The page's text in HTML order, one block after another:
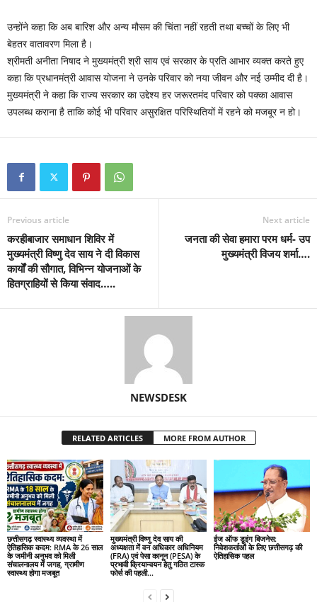
उन्होंने कहा कि अब बारिश और अन्य मौसम की चिंता नहीं रहती तथा बच्चों के लिए भी
बेहतर वातावरण मिला है।
श्रीमती अनीता निषाद ने मुख्यमंत्री श्री साय एवं सरकार के प्रति आभार व्यक्त करते हुए
कहा कि प्रधानमंत्री आवास योजना ने उनके परिवार को नया जीवन और नई उम्मीद दी है।
मुख्यमंत्री ने कहा कि राज्य सरकार का उद्देश्य हर जरूरतमंद परिवार को पक्का आवास
उपलब्ध कराना है ताकि कोई भी परिवार असुरक्षित परिस्थितियों में रहने को मजबूर न हो।
Previous article
करहीबाजार समाधान शिविर में
मुख्यमंत्री विष्णु देव साय ने दी विकास
कार्यों की सौगात, विभिन्न योजनाओं के
हितग्राहियों से किया संवाद…..
Next article
जनता की सेवा हमारा परम धर्म- उप
मुख्यमंत्री विजय शर्मा….
NEWSDESK
RELATED ARTICLES MORE FROM AUTHOR
छत्तीसगढ़ स्वास्थ्य व्यवस्था में
ऐतिहासिक कदम: RMA के 26 साल
के जमीनी अनुभव को मिली
संचालनालय में जगह, ग्रामीण
स्वास्थ्य होगा मजबूत
मुख्यमंत्री विष्णु देव साय की
अध्यक्षता में वन अधिकार अधिनियम
(FRA) एवं पेसा कानून (PESA) के
प्रभावी क्रियान्वयन हेतु गठित टास्क
फोर्स की पहली...
ईज ऑफ डूइंग बिजनेस:
निवेशकर्ताओं के लिए छत्तीसगढ़ की
ऐतिहासिक पहल